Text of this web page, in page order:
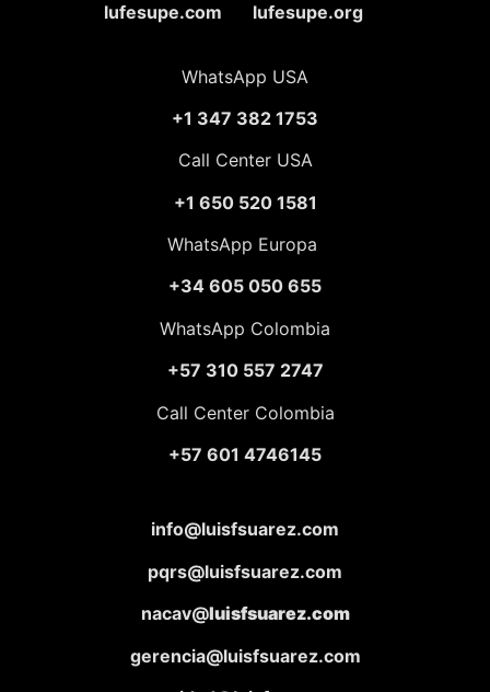
lufesupe.com lufesupe.org
WhatsApp USA
+1 347 382 1753
Call Center USA
+1 650 520 1581
WhatsApp Europa
+34 605 050 655
WhatsApp Colombia
+57 310 557 2747
Call Center Colombia
+57 601 4746145
info@luisfsuarez.com
pqrs@luisfsuarez.com
nacav@luisfsuarez.com
gerencia@luisfsuarez.com